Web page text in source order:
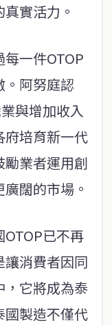
實活力。
一件OTOP
。阿努庭認
與增加收入
府培育新一代
業者運用創
闊的市場。
已不再
消費者因同
它將成為泰
國製造不僅代